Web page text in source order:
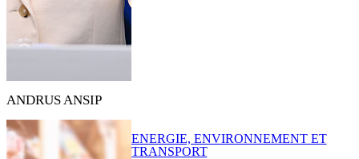
ANDRUS ANSIP
ENERGIE, ENVIRONNEMENT ET
TRANSPORT